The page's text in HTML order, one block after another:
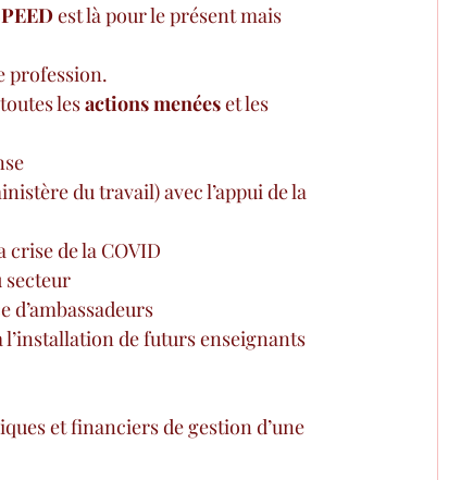
est là pour le présent mais
profession.
les actions menées et les
du travail) avec l’appui de la
crise de la COVID
secteur
d’ambassadeurs
l’installation de futurs enseignants
et financiers de gestion d’une